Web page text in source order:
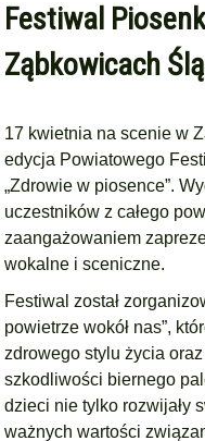
Festiwal
Ząbkowicach
17 kwietnia na scenie w
edycja Powiatowego
„Zdrowie w piosence”.
uczestników z całego
zaangażowaniem
wokalne i sceniczne.
Festiwal został
powietrze wokół nas”,
zdrowego stylu życia
szkodliwości biernego
dzieci nie tylko rozwijały
ważnych wartości